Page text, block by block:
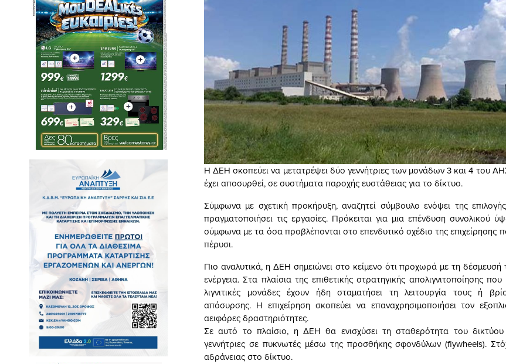
Η ΔΕΗ σκοπεύει να μετατρέψει δύο γεννήτριες των μονάδων 3 και 4 του
έχει αποσυρθεί, σε συστήματα παροχής ευστάθειας για το δίκτυο.
Σύμφωνα με σχετική προκήρυξη, αναζητεί σύμβουλο ενόψει της
πραγματοποιήσει τις εργασίες. Πρόκειται για μια επένδυση συνολικού
σύμφωνα με τα όσα προβλέπονται στο επενδυτικό σχέδιο της επιχείρησης
πέρυσι.
Πιο αναλυτικά, η ΔΕΗ σημειώνει στο κείμενο ότι προχωρά με τη δέσμευσή
ενέργεια. Στα πλαίσια της επιθετικής στρατηγικής απολιγνιτοποίησης
λιγνιτικές μονάδες έχουν ήδη σταματήσει τη λειτουργία τους ή
απόσυρσης. Η επιχείρηση σκοπεύει να επαναχρησιμοποιήσει τον
αειφόρες δραστηριότητες.
Σε αυτό το πλαίσιο, η ΔΕΗ θα ενισχύσει τη σταθερότητα του δικτύου
γεννήτριες σε πυκνωτές μέσω της προσθήκης σφονδύλων (flywheels).
αδράνειας στο δίκτυο.